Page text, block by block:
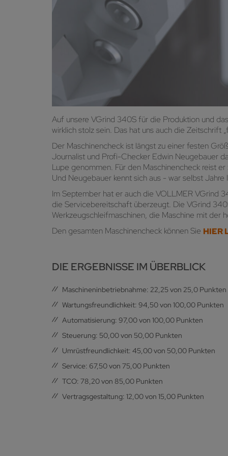
Auf unsere VGrind 340S für die Produktion und
wirklich stolz sein. Das hat uns auch die Zeitschrift
Der Maschinencheck ist längst zu einer festen
Journalist und Profi-Checker Edwin Neugebauer
Lupe genommen. Für den Maschinencheck reist
Und Neugebauer kennt sich aus - war selbst
Im September hat er auch die VOLLMER VGrind
die Servicebereitschaft überzeugt. Die VGrind
Werkzeugschleifmaschinen, die Maschine mit der
Den gesamten Maschinencheck können Sie HIER
DIE ERGEBNISSE IM ÜBERBLICK
Maschineninbetriebnahme: 22,25 von 25,0 Punkten
Wartungsfreundlichkeit: 94,50 von 100,00 Punkten
Automatisierung: 97,00 von 100,00 Punkten
Steuerung: 50,00 von 50,00 Punkten
Umrüstfreundlichkeit: 45,00 von 50,00 Punkten
Service: 67,50 von 75,00 Punkten
TCO: 78,20 von 85,00 Punkten
Vertragsgestaltung: 12,00 von 15,00 Punkten